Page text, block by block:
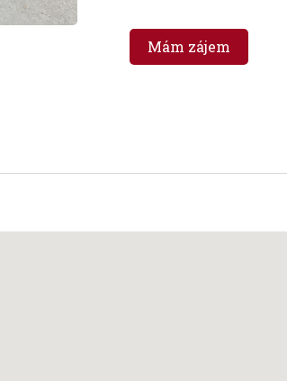
Mám zájem